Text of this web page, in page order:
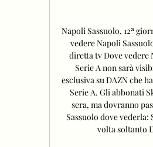
Napoli Sassuolo, 12ª
vedere Napoli
diretta tv Dove vedere
Serie A non sarà
esclusiva su DAZN che
Serie A. Gli abbonati
sera, ma dovranno
Sassuolo dove vederla:
volta soltanto